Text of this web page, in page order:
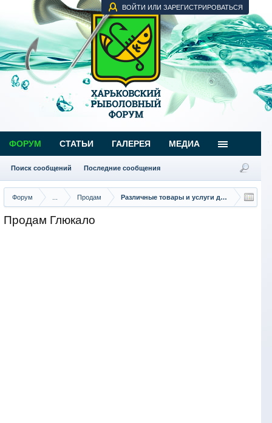
ВОЙТИ ИЛИ ЗАРЕГИСТРИРОВАТЬСЯ
Форум Продам Различные товары и услуги для рыбаков
Продам Глюкало
ФОРУМ
Поиск сообщений Последние сообщения
СТАТЬИ ГАЛЕРЕЯ МЕДИА